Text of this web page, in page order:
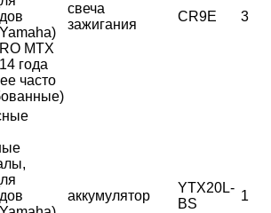
свеча
зажигания
CR9E 3
аккумулятор
YTX20L-
BS
1